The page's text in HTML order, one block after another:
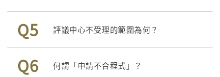
Q5 評議中心不受理的範圍為何？
Q6 何謂「申請不合程式」？